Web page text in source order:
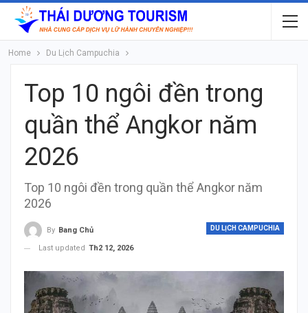
Home Du Lịch Campuchia
Top 10 ngôi đền trong
quần thể Angkor năm
2026
Top 10 ngôi đền trong quần thể Angkor năm
2026
DU LỊCH CAMPUCHIA
By Bang Chủ
Last updated Th2 12, 2026